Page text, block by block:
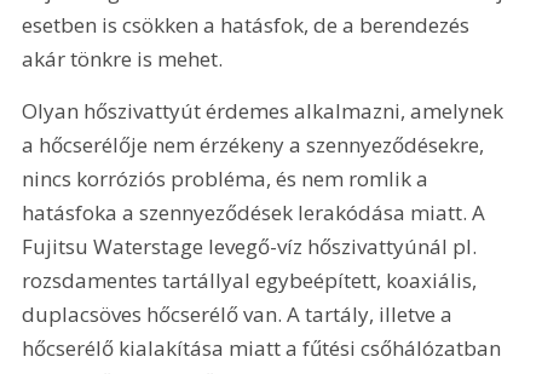
esetben is csökken a hatásfok, de a berendezés
akár tönkre is mehet.
Olyan hőszivattyút érdemes alkalmazni, amelynek
a hőcserélője nem érzékeny a szennyeződésekre,
nincs korróziós probléma, és nem romlik a
hatásfoka a szennyeződések lerakódása miatt. A
Fujitsu Waterstage levegő-víz hőszivattyúnál pl.
rozsdamentes tartállyal egybeépített, koaxiális,
duplacsöves hőcserélő van. A tartály, illetve a
hőcserélő kialakítása miatt a fűtési csőhálózatban